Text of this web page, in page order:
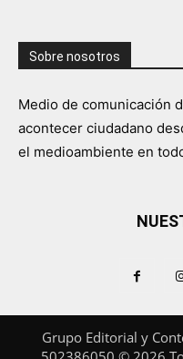
Sobre nosotros
Medio de comunicación
acontecer ciudadano
el medioambiente en
Grupo Editorial y